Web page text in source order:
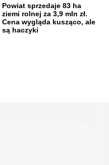
Powiat sprzedaje 83 ha
ziemi rolnej za 3,9 mln zł.
Cena wygląda kusząco, ale
są haczyki